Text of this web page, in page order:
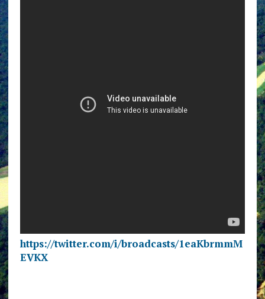
https://twitter.com/i/broadcasts/1eaKbrmmM
EVKX